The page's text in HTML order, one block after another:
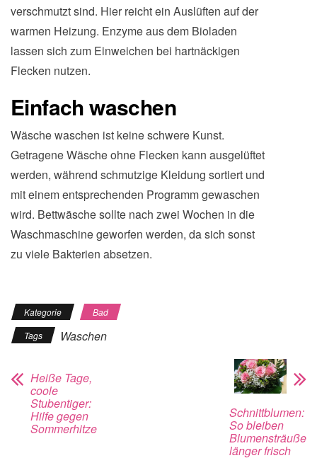
verschmutzt sind. Hier reicht ein Auslüften auf der
warmen Heizung. Enzyme aus dem Bioladen
lassen sich zum Einweichen bei hartnäckigen
Flecken nutzen.
Einfach waschen
Wäsche waschen ist keine schwere Kunst.
Getragene Wäsche ohne Flecken kann ausgelüftet
werden, während schmutzige Kleidung sortiert und
mit einem entsprechenden Programm gewaschen
wird. Bettwäsche sollte nach zwei Wochen in die
Waschmaschine geworfen werden, da sich sonst
zu viele Bakterien absetzen.
Kategorie
Bad
Tags
Waschen
Heiße Tage,
coole
Stubentiger:
Hilfe gegen
Sommerhitze
Schnittblumen:
So bleiben
Blumensträuße
länger frisch